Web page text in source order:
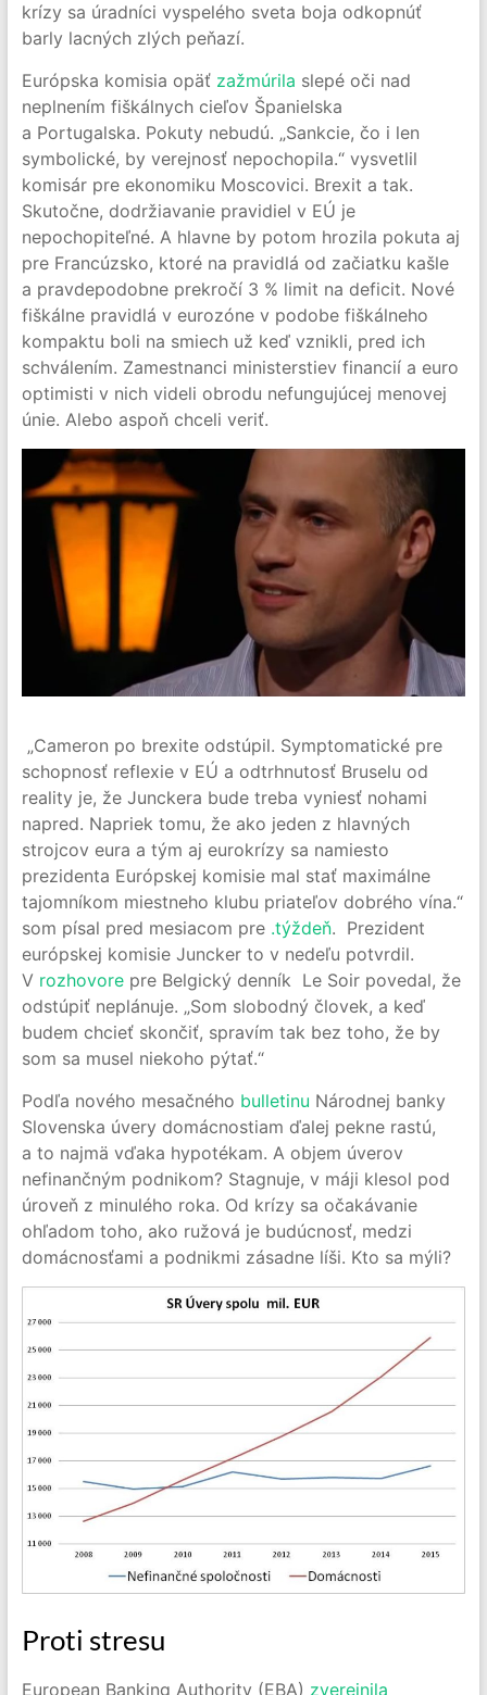
krízy sa úradníci vyspelého sveta boja odkopnúť
barly lacných zlých peňazí.
Európska komisia opäť zažmúrila slepé oči nad
neplnením fiškálnych cieľov Španielska
a Portugalska. Pokuty nebudú. „Sankcie, čo i len
symbolické, by verejnosť nepochopila.“ vysvetlil
komisár pre ekonomiku Moscovici. Brexit a tak.
Skutočne, dodržiavanie pravidiel v EÚ je
nepochopiteľné. A hlavne by potom hrozila pokuta aj
pre Francúzsko, ktoré na pravidlá od začiatku kašle
a pravdepodobne prekročí 3 % limit na deficit. Nové
fiškálne pravidlá v eurozóne v podobe fiškálneho
kompaktu boli na smiech už keď vznikli, pred ich
schválením. Zamestnanci ministerstiev financií a euro
optimisti v nich videli obrodu nefungujúcej menovej
únie. Alebo aspoň chceli veriť.
„Cameron po brexite odstúpil. Symptomatické pre
schopnosť reflexie v EÚ a odtrhnutosť Bruselu od
reality je, že Junckera bude treba vyniesť nohami
napred. Napriek tomu, že ako jeden z hlavných
strojcov eura a tým aj eurokrízy sa namiesto
prezidenta Európskej komisie mal stať maximálne
tajomníkom miestneho klubu priateľov dobrého vína.“
som písal pred mesiacom pre .týždeň. Prezident
európskej komisie Juncker to v nedeľu potvrdil.
V rozhovorepre Belgický denník Le Soir povedal, že
odstúpiť neplánuje. „Som slobodný človek, a keď
budem chcieť skončiť, spravím tak bez toho, že by
som sa musel niekoho pýtať.“
Podľa nového mesačného bulletinu Národnej banky
Slovenska úvery domácnostiam ďalej pekne rastú,
a to najmä vďaka hypotékam. A objem úverov
nefinančným podnikom? Stagnuje, v máji klesol pod
úroveň z minulého roka. Od krízy sa očakávanie
ohľadom toho, ako ružová je budúcnosť, medzi
domácnosťami a podnikmi zásadne líši. Kto sa mýli?
Proti stresu
European Banking Authority (EBA) zverejnila